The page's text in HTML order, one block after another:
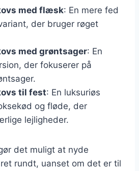
med flæsk: En mere fed
der bruger røget
med grøntsager: En
der fokuserer på
til fest: En luksuriøs
og fløde, der
lejligheder.
det muligt at nyde
rundt, uanset om det er til